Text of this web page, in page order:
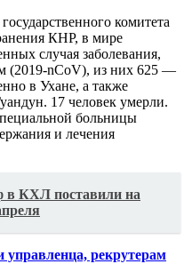
комитета
КНР, в мире
случая заболевания,
(2019-nCoV), из них 625 —
в Ухане, а также
17 человек умерли.
больницы
и лечения
в КХЛ поставили на
управленца, рекрутерам